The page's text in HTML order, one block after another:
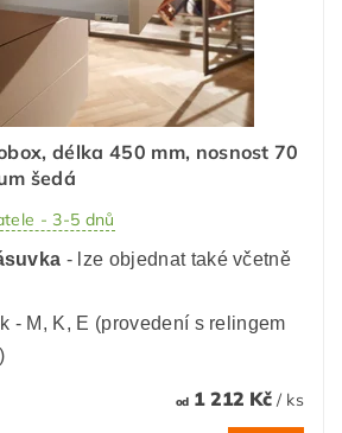
délka 450 mm, nosnost 70
šedá
- 3-5 dnů
- lze objednat také včetně
- M, K, E (provedení s relingem
od1 212 Kč / ks